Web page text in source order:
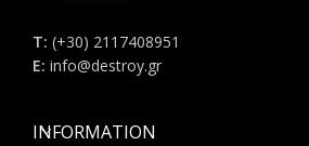
Τ: (+30) 2117408951
E: info@destroy.gr
INFORMATION